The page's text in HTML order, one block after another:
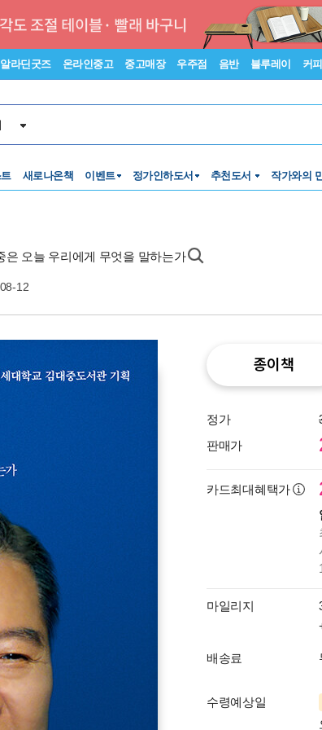
알라딘굿즈 온라인중고 중고매장 우주점 음반 블루레이 커피
새로나온책 이벤트 정가인하도서 추천도서 작가와의
은 오늘 우리에게 무엇을 말하는가
12
종이책
정가
판매가
카드최대혜택가
마일리지
배송료
수령예상일